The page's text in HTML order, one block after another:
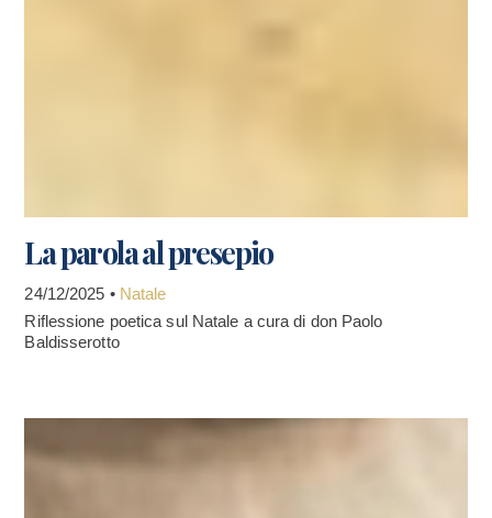
La parola al presepio
24/12/2025 • Natale
Riflessione poetica sul Natale a cura di don Paolo
Baldisserotto